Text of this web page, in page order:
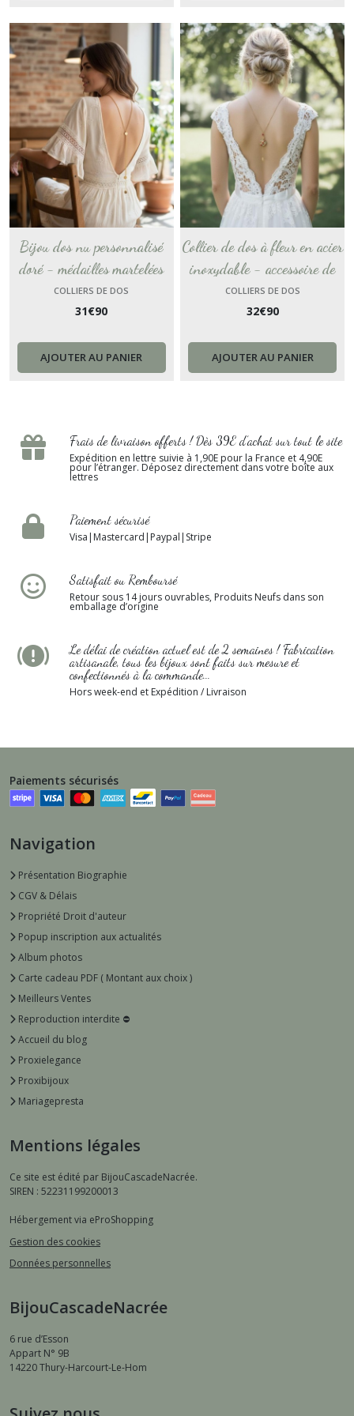
Bijou dos nu personnalisé
doré - médailles martelées
avec fine chaîne or - collier
de dos minimaliste et
femme.
COLLIERS DE DOS
31€90
AJOUTER AU PANIER
Collier de dos à fleur en acier
inoxydable - accessoire de
mariage doré rouge fait main
- collier dos nu coquelicot -
COLLIERS DE DOS
32€90
AJOUTER AU PANIER
Frais de livraison offerts ! Dès 39E d’achat sur tout le site
Expédition en lettre suivie à 1,90E pour la France et 4,90E
pour l’étranger. Déposez directement dans votre boîte aux
lettres
Paiement sécurisé
Visa|Mastercard|Paypal|Stripe
Satisfait ou Remboursé
Retour sous 14 jours ouvrables, Produits Neufs dans son
emballage d’origine
Le délai de création actuel est de 2 semaines ! Fabrication
artisanale, tous les bijoux sont faits sur mesure et
confectionnés à la commande...
Hors week-end et Expédition / Livraison
Paiements sécurisés
Navigation
Présentation Biographie
CGV & Délais
Propriété Droit d'auteur
Popup inscription aux actualités
Album photos
Carte cadeau PDF ( Montant aux choix )
Meilleurs Ventes
Reproduction interdite ⛔️
Accueil du blog
Proxielegance
Proxibijoux
Mariagepresta
Mentions légales
Ce site est édité par BijouCascadeNacrée.
SIREN : 52231199200013
Hébergement via eProShopping
Gestion des cookies
Données personnelles
BijouCascadeNacrée
6 rue d’Esson
Appart N° 9B
14220Thury-Harcourt-Le-Hom